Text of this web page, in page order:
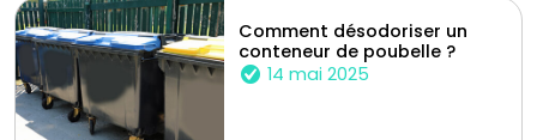
Comment désodoriser un
conteneur de poubelle ?
14 mai 2025